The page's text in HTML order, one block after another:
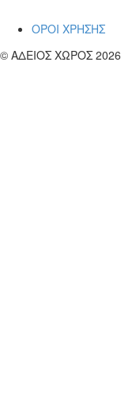
ΟΡΟΙ ΧΡΗΣΗΣ
© ΑΔΕΙΟΣ ΧΩΡΟΣ 2026